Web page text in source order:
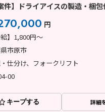
件】ドライアイスの製造・梱
円
給】1,800円～
市原市
仕分け、フォークリフト
00
キープする 詳細